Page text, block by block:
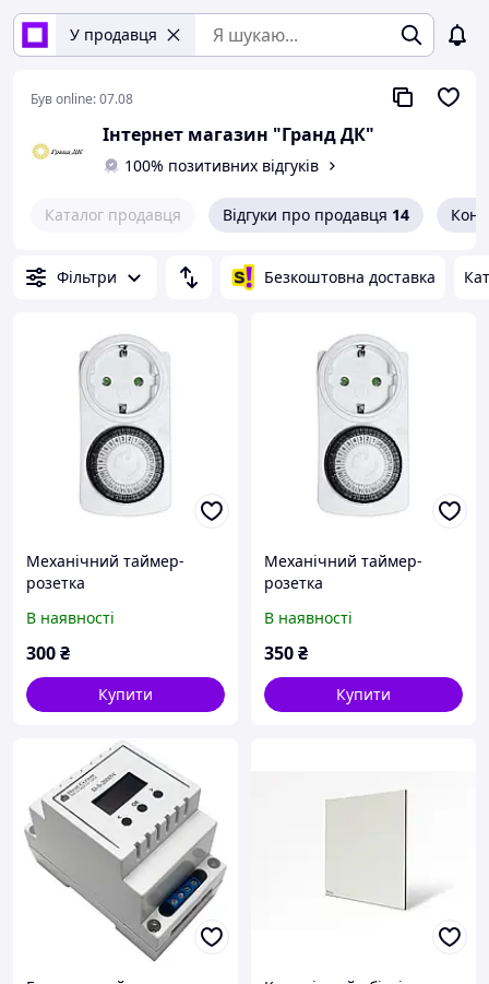
У продавця
Був online:07.08
Інтернет магазин "Гранд ДК"
100% позитивних відгуків
Каталог продавця Відгуки про продавця 14
Фільтри Безкоштовна доставка
Механічний таймер-
розетка
В наявності
300₴
Купити
Механічний таймер-
розетка
В наявності
350₴
Купити